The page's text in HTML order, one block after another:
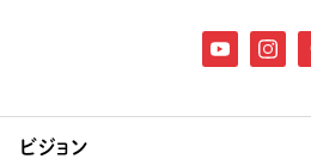
ビジョン